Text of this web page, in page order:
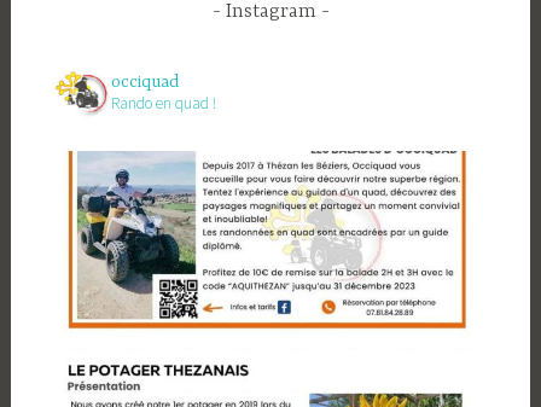
Instagram
occiquad
Rando en quad !